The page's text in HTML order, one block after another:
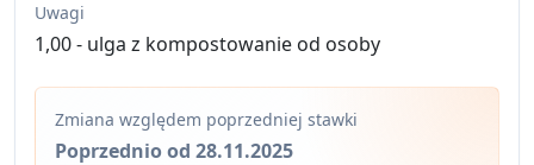
Uwagi
1,00 - ulga z kompostowanie od osoby
Zmiana względem poprzedniej stawki
Poprzednio od 28.11.2025